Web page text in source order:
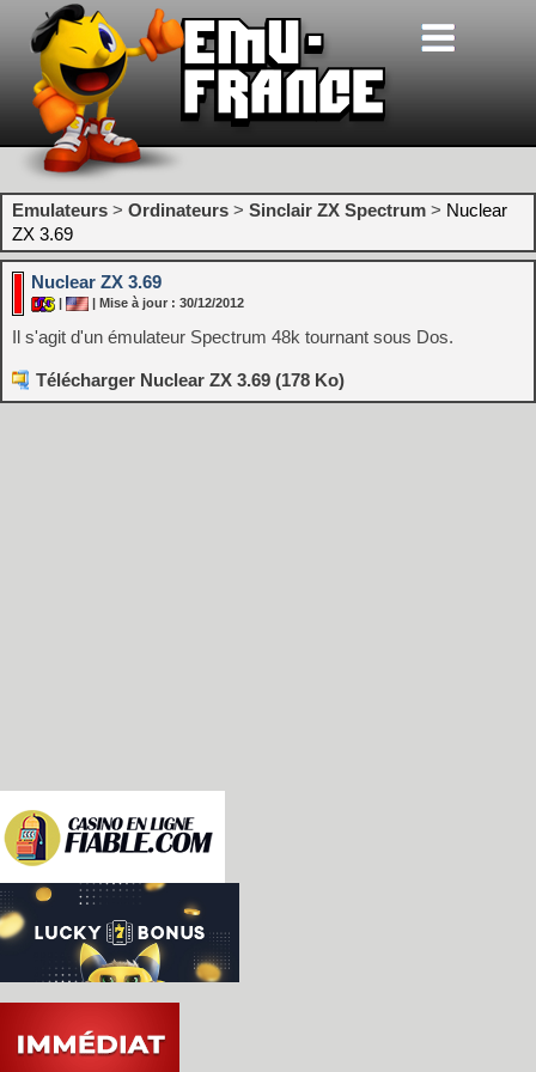
Emulateurs > Ordinateurs > Sinclair ZX Spectrum > Nuclear
ZX 3.69
Nuclear ZX 3.69
| | Mise à jour : 30/12/2012
Il s'agit d'un émulateur Spectrum 48k tournant sous Dos.
Télécharger Nuclear ZX 3.69 (178 Ko)